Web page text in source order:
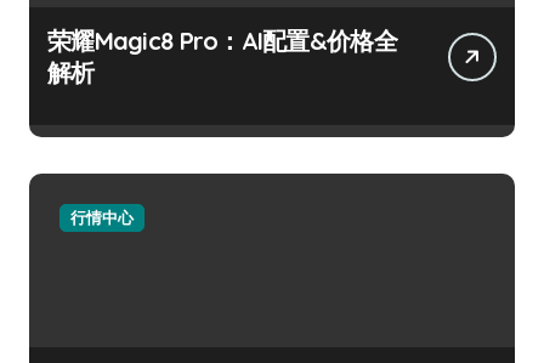
荣耀Magic8 Pro：AI配置&价格全
解析
行情中心